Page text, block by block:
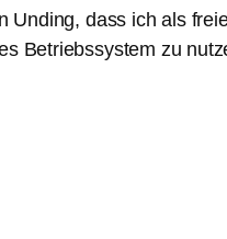
dass ich als
Betriebssystem zu